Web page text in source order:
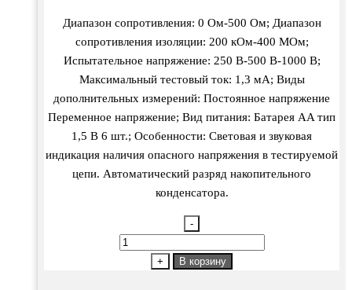
Диапазон сопротивления: 0 Ом-500 Ом; Диапазон
сопротивления изоляции: 200 кОм-400 МОм;
Испытательное напряжение: 250 В-500 В-1000 В;
Максимальный тестовый ток: 1,3 мА; Виды
дополнительных измерений: Постоянное напряжение
Переменное напряжение; Вид питания: Батарея AA тип
1,5 В 6 шт.; Особенности: Световая и звуковая
индикация наличия опасного напряжения в тестируемой
цепи. Автоматический разряд накопительного
конденсатора.
-
Количество
+ В корзину